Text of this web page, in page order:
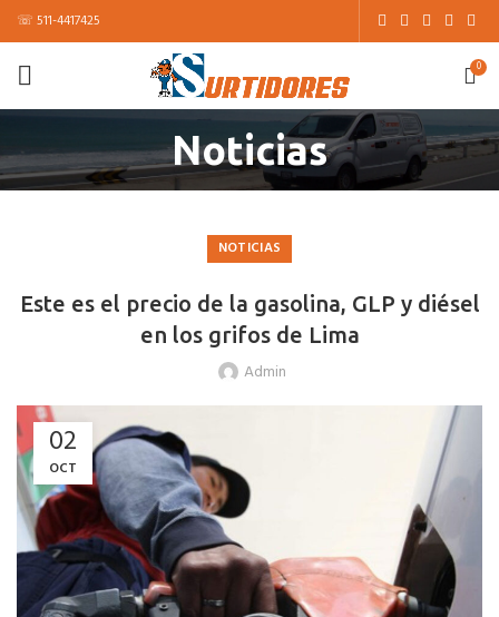
☏ 511-4417425
0
Noticias
NOTICIAS
Este es el precio de la gasolina, GLP y diésel
en los grifos de Lima
Admin
02
OCT